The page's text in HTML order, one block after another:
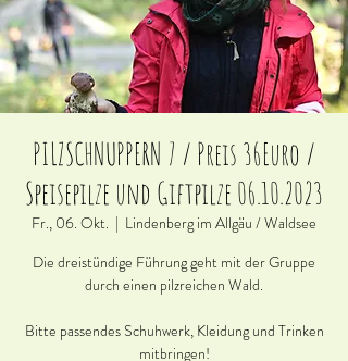
PILZSCHNUPPERN 7 / Preis 36Euro /
Speisepilze und Giftpilze 06.10.2023
Fr., 06. Okt.
  |
Lindenberg im Allgäu / Waldsee
Die dreistündige Führung geht mit der Gruppe
durch einen pilzreichen Wald.
Bitte passendes Schuhwerk, Kleidung und Trinken
mitbringen!